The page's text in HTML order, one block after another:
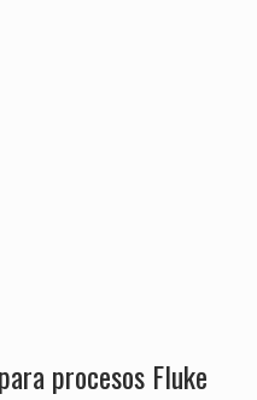
procesos Fluke